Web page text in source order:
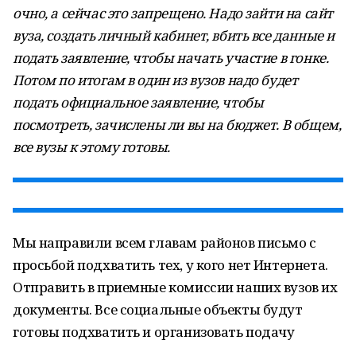
очно, а сейчас это запрещено. Надо зайти на сайт
вуза, создать личный кабинет, вбить все данные и
подать заявление, чтобы начать участие в гонке.
Потом по итогам в один из вузов надо будет
подать официальное заявление, чтобы
посмотреть, зачислены ли вы на бюджет. В общем,
все вузы к этому готовы.
Мы направили всем главам районов письмо с
просьбой подхватить тех, у кого нет Интернета.
Отправить в приемные комиссии наших вузов их
документы. Все социальные объекты будут
готовы подхватить и организовать подачу